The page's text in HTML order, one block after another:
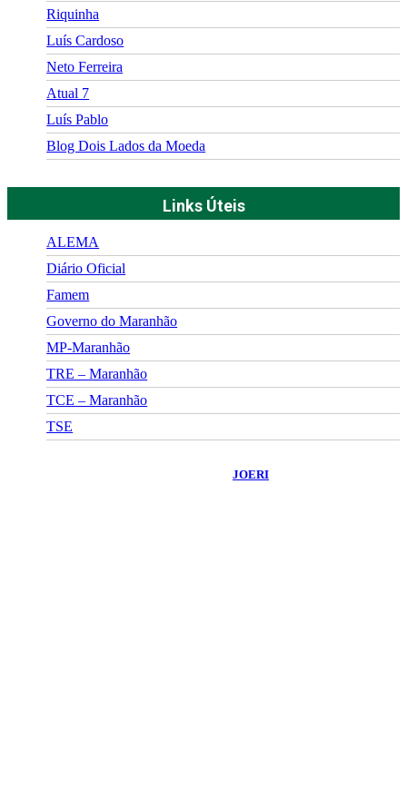
Riquinha
Luís Cardoso
Neto Ferreira
Atual 7
Luís Pablo
Blog Dois Lados da Moeda
Links Úteis
ALEMA
Diário Oficial
Famem
Governo do Maranhão
MP-Maranhão
TRE – Maranhão
TCE – Maranhão
TSE
JOERI